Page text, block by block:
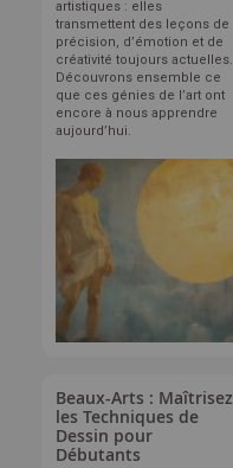
artistiques : elles
transmettent des leçons de
précision, d’émotion et de
créativité toujours actuelles.
Découvrons ensemble ce
que ces génies de l’art ont
encore à nous apprendre
aujourd’hui.
Beaux-Arts : Maîtrisez
les Techniques de
Dessin pour
Débutants